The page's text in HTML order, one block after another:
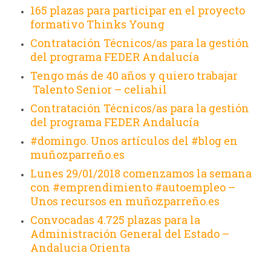
165 plazas para participar en el proyecto
formativo Thinks Young
Contratación Técnicos/as para la gestión
del programa FEDER Andalucía
Tengo más de 40 años y quiero trabajar
Talento Senior – celiahil
Contratación Técnicos/as para la gestión
del programa FEDER Andalucía
#domingo. Unos artículos del #blog en
muñozparreño.es
Lunes 29/01/2018 comenzamos la semana
con #emprendimiento #autoempleo –
Unos recursos en muñozparreño.es
Convocadas 4.725 plazas para la
Administración General del Estado –
Andalucia Orienta